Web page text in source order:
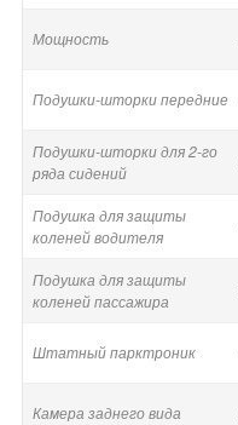
Мощность
Подушки-шторки передние
Подушки-шторки для 2-го
ряда сидений
Подушка для защиты
коленей водителя
Подушка для защиты
коленей пассажира
Штатный парктроник
Камера заднего вида